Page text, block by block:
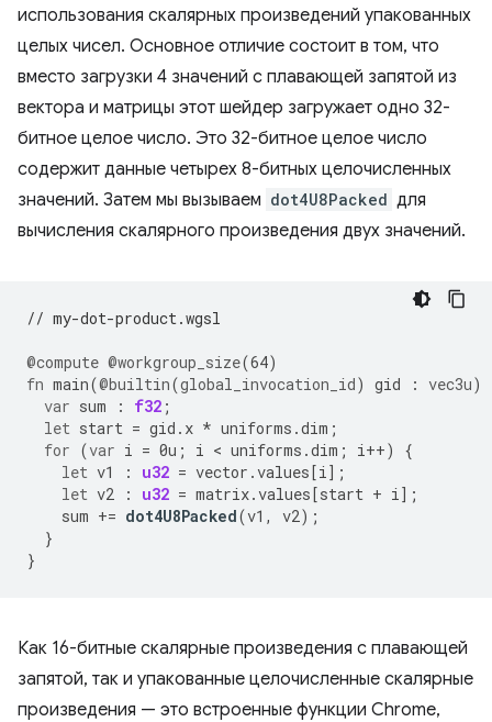
использования скалярных произведений упакованных
целых чисел. Основное отличие состоит в том, что
вместо загрузки 4 значений с плавающей запятой из
вектора и матрицы этот шейдер загружает одно 32-
битное целое число. Это 32-битное целое число
содержит данные четырех 8-битных целочисленных
значений. Затем мы вызываем dot4U8Packed для
вычисления скалярного произведения двух значений.
// my-dot-product.wgsl
@compute @workgroup_size(64)
fn main(@builtin(global_invocation_id) gid : vec3u)
var sum : f32 ;
let start = gid . x * uniforms .dim ;
for (var i = 0u ; i < uniforms .dim ; i++)
{
let v1 : u32 = vector .values[i];
let v2 : u32 = matrix.values[start + i];
sum += dot4U8Packed(v1 , v2);
}
}
Как 16-битные скалярные произведения с плавающей
запятой, так и упакованные целочисленные скалярные
произведения — это встроенные функции Chrome,